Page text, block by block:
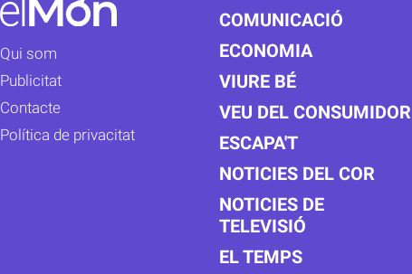
Qui som
Publicitat
Contacte
Política de privacitat
COMUNICACIÓ
ECONOMIA
VIURE BÉ
VEU DEL CONSUMIDOR
ESCAPA'T
NOTICIES DEL COR
NOTICIES DE
TELEVISIÓ
EL TEMPS